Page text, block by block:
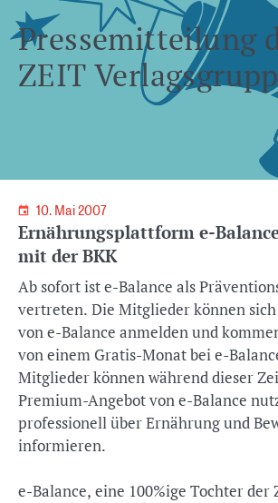
Pressemitteilung
ZEIT
10. Mai 2007
Ernährungsplattform e-
mit der BKK
Ab sofort ist e-Balance als
vertreten. Die Mitglieder können
von e-Balance anmelden und
von einem Gratis-Monat bei e-
Mitglieder können während dieser
Premium-Angebot von e-Balance
professionell über Ernährung und
informieren.
e-Balance, eine 100%ige Tochter der